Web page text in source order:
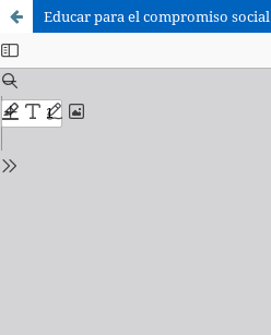
Educar para el compromiso social